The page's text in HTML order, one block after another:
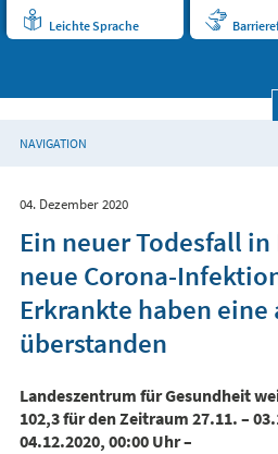
Leichte Sprache
NAVIGATION
04. Dezember 2020
Ein neuer Todesfall
neue Corona-
Erkrankte haben
überstanden
Landeszentrum für Gesundheit
102,3 für den Zeitraum 27.11. –
04.12.2020, 00:00 Uhr –